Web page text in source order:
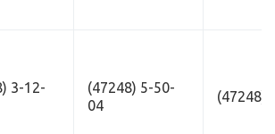
3-12-
(47248) 5-50-
04
(47248)